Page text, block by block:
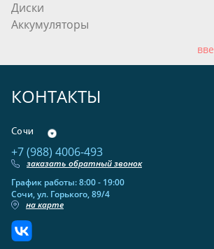
Диски
Аккумуляторы
КОНТАКТЫ
Сочи
+7 (988) 4006-493
заказать обратный звонок
График работы: 8:00 - 19:00
Сочи, ул. Горького, 89/4
на карте